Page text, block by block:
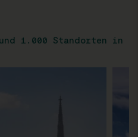
1.000 Standorten in